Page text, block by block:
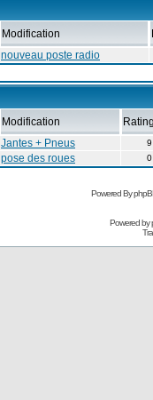
Modification
nouveau poste radio
Modification
Jantes + Pneus
9
pose des roues 0
Powered By
Powered by